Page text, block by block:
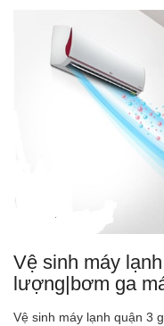
Vệ sinh máy
lượng|bơm ga
Vệ sinh máy lạnh quận 3